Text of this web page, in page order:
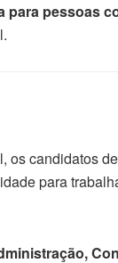
para pessoas
os candidatos
para